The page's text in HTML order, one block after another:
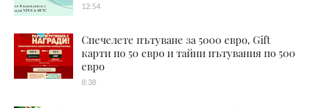
12:54
Спечелете пътуване за 5000 евро, Gift
карти по 50 евро и тайни пътувания по 500
евро
8:38